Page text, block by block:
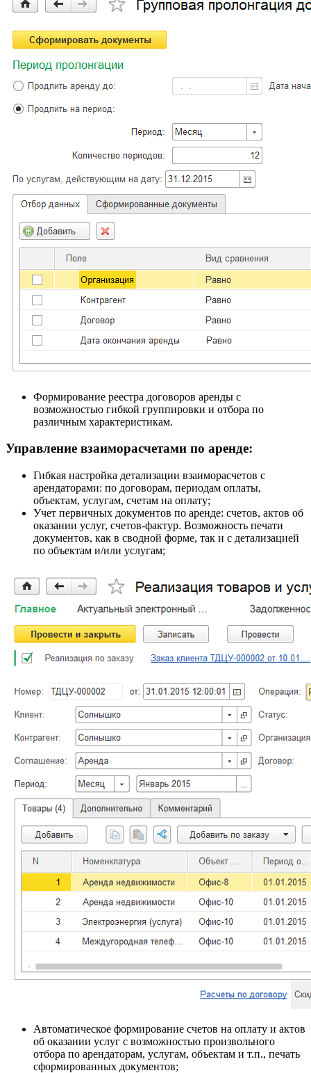
Формирование реестра договоров аренды с
возможностью гибкой группировки и отбора по
различным характеристикам.
Управление взаиморасчетами по аренде:
Гибкая настройка детализации взаиморасчетов с
арендаторами: по договорам, периодам оплаты,
объектам, услугам, счетам на оплату;
Учет первичных документов по аренде: счетов, актов об
оказании услуг, счетов-фактур. Возможность печати
документов, как в сводной форме, так и с детализацией
по объектам и/или услугам;
Автоматическое формирование счетов на оплату и актов
об оказании услуг с возможностью произвольного
отбора по арендаторам, услугам, объектам и т.п., печать
сформированных документов;